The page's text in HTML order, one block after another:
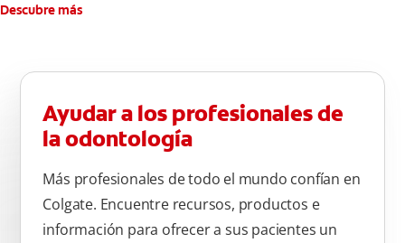
Descubre más
Ayudar a los profesionales de
la odontología
Más profesionales de todo el mundo confían en
Colgate. Encuentre recursos, productos e
información para ofrecer a sus pacientes un